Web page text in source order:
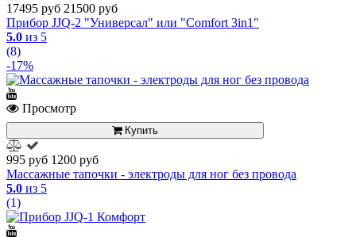
17495 руб 21500 руб
Прибор JJQ-2 "Универсал" или "Comfort 3in1"
5.0 из 5
(8)
-17%
Просмотр
Купить
995 руб 1200 руб
Массажные тапочки - электроды для ног без провода
5.0 из 5
(1)